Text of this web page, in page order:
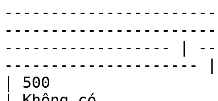
------------------ |
--------------------- |
| 500